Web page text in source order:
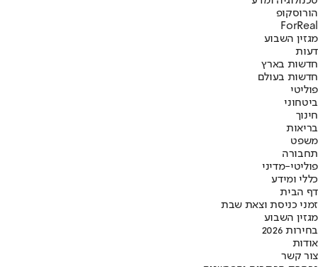
הורוסקופ
ForReal
מגזין השבוע
דעות
חדשות בארץ
חדשות בעולם
פוליטי
ביטחוני
חינוך
בריאות
משפט
תחבורה
פוליטי-מדיני
כללי ומידע
דף הבית
זמני כניסת וצאת שבת
מגזין השבוע
בחירות 2026
אודות
צור קשר